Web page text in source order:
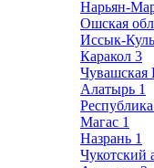
Нарьян-
Ошская
Иссык-
Каракол 3
Чувашская
Алатырь 1
Магас 1
Назрань 1
Чукотский